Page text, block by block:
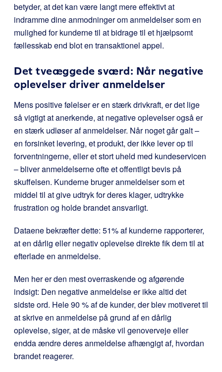
betyder, at det kan være langt mere effektivt at
indramme dine anmodninger om anmeldelser som en
mulighed for kunderne til at bidrage til et hjælpsomt
fællesskab end blot en transaktionel appel.
Det tveæggede sværd: Når negative
oplevelser driver anmeldelser
Mens positive følelser er en stærk drivkraft, er det lige
så vigtigt at anerkende, at negative oplevelser også er
en stærk udløser af anmeldelser. Når noget går galt –
en forsinket levering, et produkt, der ikke lever op til
forventningerne, eller et stort uheld med kundeservicen
– bliver anmeldelserne ofte et offentligt bevis på
skuffelsen. Kunderne bruger anmeldelser som et
middel til at give udtryk for deres klager, udtrykke
frustration og holde brandet ansvarligt.
Dataene bekræfter dette: 51% af kunderne rapporterer,
at en dårlig eller negativ oplevelse direkte fik dem til at
efterlade en anmeldelse.
Men her er den mest overraskende og afgørende
indsigt: Den negative anmeldelse er ikke altid det
sidste ord. Hele 90 % af de kunder, der blev motiveret til
at skrive en anmeldelse på grund af en dårlig
oplevelse, siger, at de måske vil genoverveje eller
endda ændre deres anmeldelse afhængigt af, hvordan
brandet reagerer.